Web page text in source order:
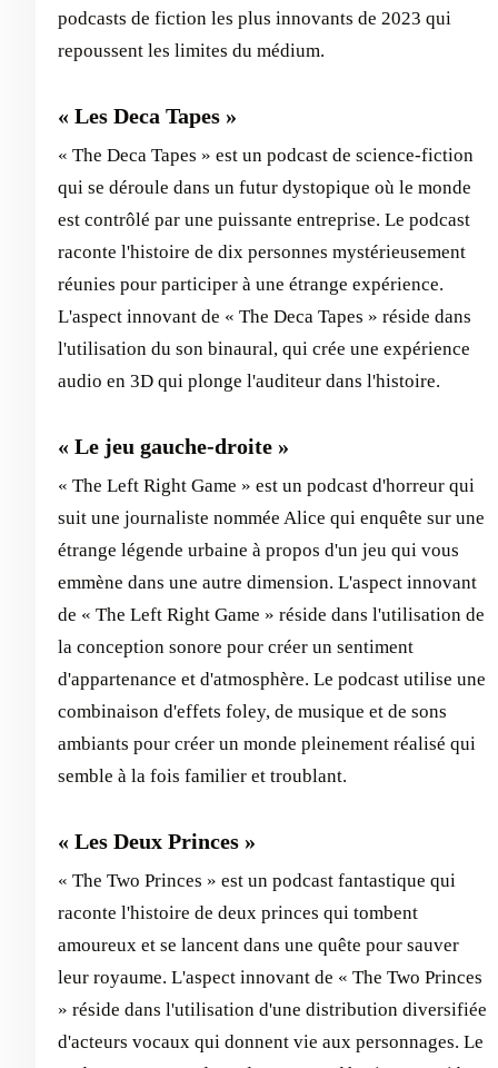
podcasts de fiction les plus innovants de 2023 qui
repoussent les limites du médium.
« Les Deca Tapes »
« The Deca Tapes » est un podcast de science-fiction
qui se déroule dans un futur dystopique où le monde
est contrôlé par une puissante entreprise. Le podcast
raconte l'histoire de dix personnes mystérieusement
réunies pour participer à une étrange expérience.
L'aspect innovant de « The Deca Tapes » réside dans
l'utilisation du son binaural, qui crée une expérience
audio en 3D qui plonge l'auditeur dans l'histoire.
« Le jeu gauche-droite »
« The Left Right Game » est un podcast d'horreur qui
suit une journaliste nommée Alice qui enquête sur une
étrange légende urbaine à propos d'un jeu qui vous
emmène dans une autre dimension. L'aspect innovant
de « The Left Right Game » réside dans l'utilisation de
la conception sonore pour créer un sentiment
d'appartenance et d'atmosphère. Le podcast utilise une
combinaison d'effets foley, de musique et de sons
ambiants pour créer un monde pleinement réalisé qui
semble à la fois familier et troublant.
« Les Deux Princes »
« The Two Princes » est un podcast fantastique qui
raconte l'histoire de deux princes qui tombent
amoureux et se lancent dans une quête pour sauver
leur royaume. L'aspect innovant de « The Two Princes
» réside dans l'utilisation d'une distribution diversifiée
d'acteurs vocaux qui donnent vie aux personnages. Le